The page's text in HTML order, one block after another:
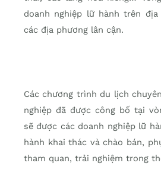
doanh nghiệp lữ hành trên
các địa phương lân cận.
Các chương trình du lịch
nghiệp đã được công bố tại
sẽ được các doanh nghiệp lữ
hành khai thác và chào bán,
tham quan, trải nghiệm trong